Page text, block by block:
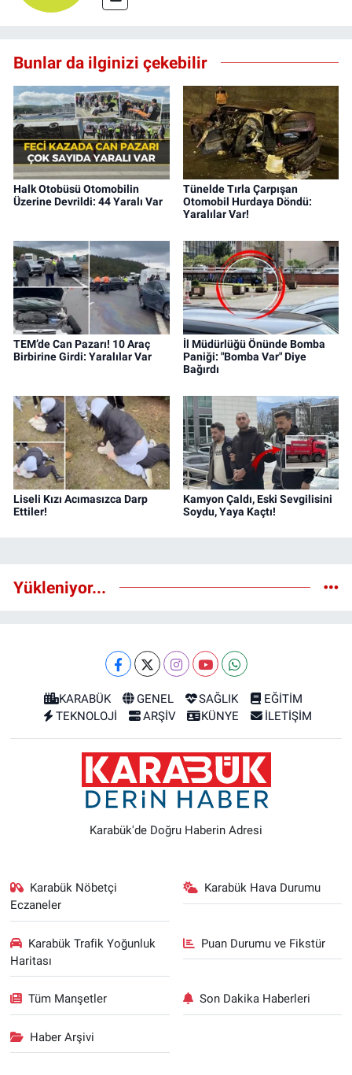
Bunlar da ilginizi çekebilir
Halk Otobüsü Otomobilin
Üzerine Devrildi: 44 Yaralı Var
Tünelde Tırla Çarpışan
Otomobil Hurdaya Döndü:
Yaralılar Var!
TEM’de Can Pazarı! 10 Araç
Birbirine Girdi: Yaralılar Var
İl Müdürlüğü Önünde Bomba
Paniği: "Bomba Var" Diye
Bağırdı
Liseli Kızı Acımasızca Darp
Ettiler!
Kamyon Çaldı, Eski Sevgilisini
Soydu, Yaya Kaçtı!
Yükleniyor...
KARABÜK GENEL SAĞLIK
EĞİTİM
TEKNOLOJİ
ARŞİV KÜNYE İLETİŞİM
Karabük'de Doğru Haberin Adresi
Karabük Nöbetçi
Eczaneler
Karabük Hava Durumu
Karabük Trafik Yoğunluk
Haritası
Puan Durumu ve Fikstür
Tüm Manşetler Son Dakika Haberleri
Haber Arşivi